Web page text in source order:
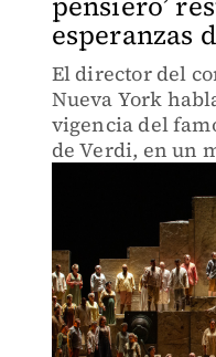
esperanzas
El director del
Nueva York
vigencia del
de Verdi, en un